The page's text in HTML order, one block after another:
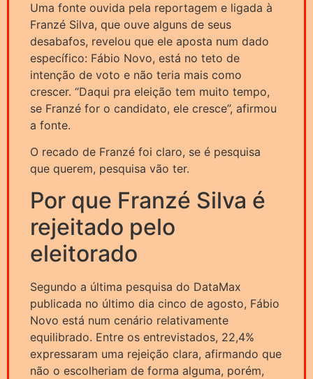
Uma fonte ouvida pela reportagem e ligada à
Franzé Silva, que ouve alguns de seus
desabafos, revelou que ele aposta num dado
específico: Fábio Novo, está no teto de
intenção de voto e não teria mais como
crescer. “Daqui pra eleição tem muito tempo,
se Franzé for o candidato, ele cresce”, afirmou
a fonte.
O recado de Franzé foi claro, se é pesquisa
que querem, pesquisa vão ter.
Por que Franzé Silva é
rejeitado pelo
eleitorado
Segundo a última pesquisa do DataMax
publicada no último dia cinco de agosto, Fábio
Novo está num cenário relativamente
equilibrado. Entre os entrevistados, 22,4%
expressaram uma rejeição clara, afirmando que
não o escolheriam de forma alguma, porém,